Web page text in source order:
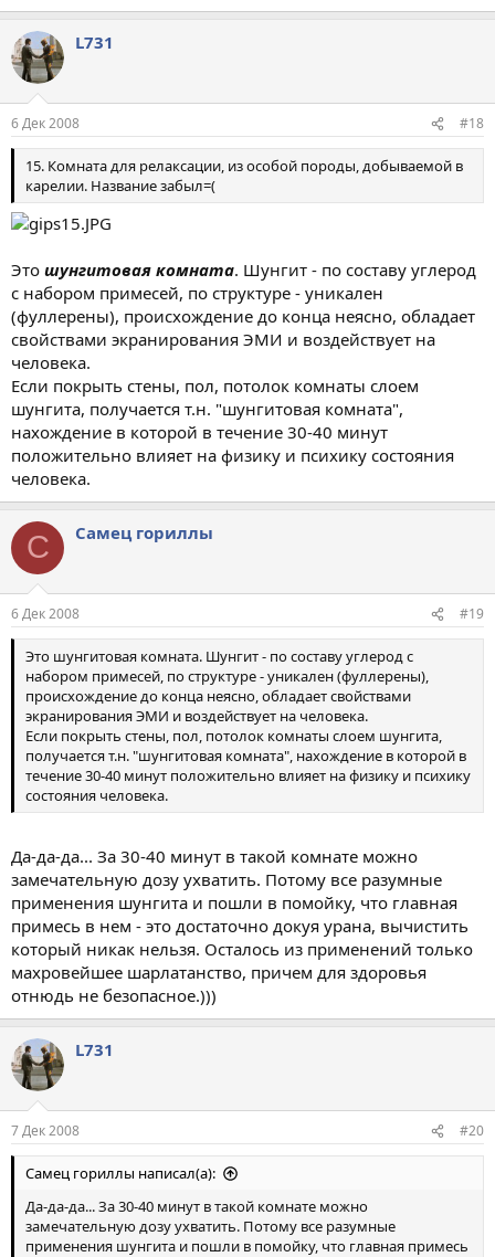
L731
6 Дек 2008 #18
15. Комната для релаксации, из особой породы, добываемой в
карелии. Название забыл=(
Это шунгитовая комната. Шунгит - по составу углерод
с набором примесей, по структуре - уникален
(фуллерены), происхождение до конца неясно, обладает
свойствами экранирования ЭМИ и воздействует на
человека.
Если покрыть стены, пол, потолок комнаты слоем
шунгита, получается т.н. "шунгитовая комната",
нахождение в которой в течение 30-40 минут
положительно влияет на физику и психику состояния
человека.
С Самец гориллы
6 Дек 2008 #19
Это шунгитовая комната. Шунгит - по составу углерод с
набором примесей, по структуре - уникален (фуллерены),
происхождение до конца неясно, обладает свойствами
экранирования ЭМИ и воздействует на человека.
Если покрыть стены, пол, потолок комнаты слоем шунгита,
получается т.н. "шунгитовая комната", нахождение в которой в
течение 30-40 минут положительно влияет на физику и психику
состояния человека.
Да-да-да... За 30-40 минут в такой комнате можно
замечательную дозу ухватить. Потому все разумные
применения шунгита и пошли в помойку, что главная
примесь в нем - это достаточно докуя урана, вычистить
который никак нельзя. Осталось из применений только
махровейшее шарлатанство, причем для здоровья
отнюдь не безопасное.)))
L731
7 Дек 2008 #20
Самец гориллы написал(а):
Да-да-да... За 30-40 минут в такой комнате можно
замечательную дозу ухватить. Потому все разумные
применения шунгита и пошли в помойку, что главная примесь